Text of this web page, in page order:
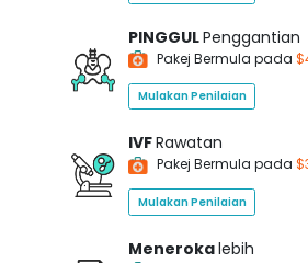
PINGGULPenggantian
Pakej Bermula pada
Mulakan Penilaian
IVFRawatan
Pakej Bermula pada
Mulakan Penilaian
Menerokalebih